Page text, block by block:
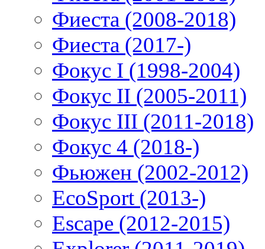
Фиеста (2008-2018)
Фиеста (2017-)
Фокус I (1998-2004)
Фокус II (2005-2011)
Фокус III (2011-2018)
Фокус 4 (2018-)
Фьюжен (2002-2012)
EcoSport (2013-)
Escape (2012-2015)